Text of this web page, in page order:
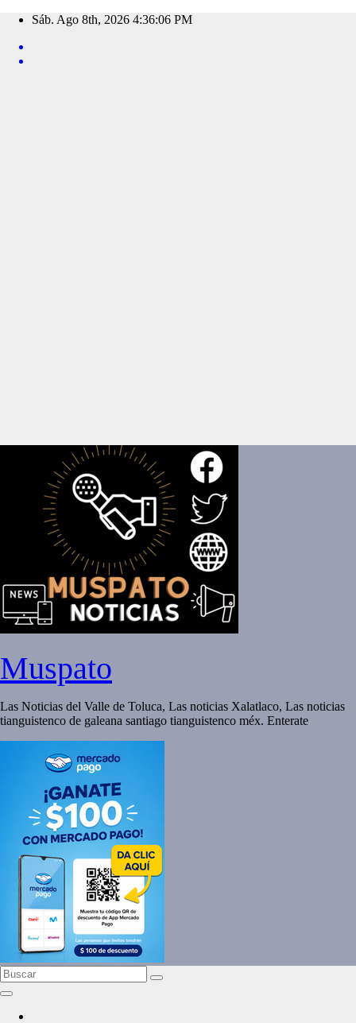
Saltar
contenido
Sáb. Ago 8th, 2026 4:36:07 PM
Muspato
Las Noticias del Valle de Toluca, Las noticias Xalatlaco, Las noticias
tianguistenco de galeana santiago tianguistenco méx. Enterate